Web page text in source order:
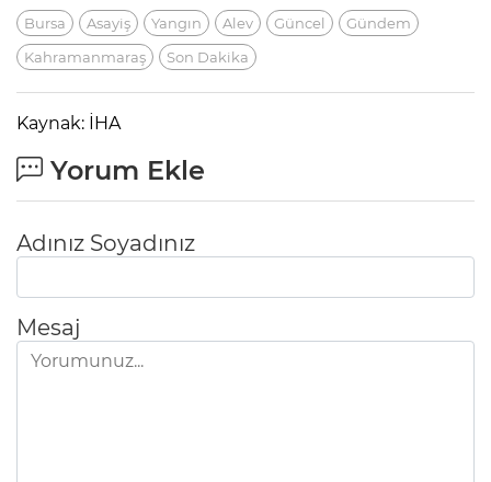
Bursa Asayiş Yangın Alev Güncel
Gündem
Kahramanmaraş
Son Dakika
Kaynak: İHA
Yorum Ekle
Adınız Soyadınız
Mesaj